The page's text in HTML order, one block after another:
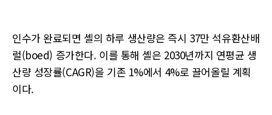
인수가 완료되면 셸의 하루 생산량은 즉시 37만 석유환산배
럴(boed) 증가한다. 이를 통해 셸은 2030년까지 연평균 생
산량 성장률(CAGR)을 기존 1%에서 4%로 끌어올릴 계획
이다.